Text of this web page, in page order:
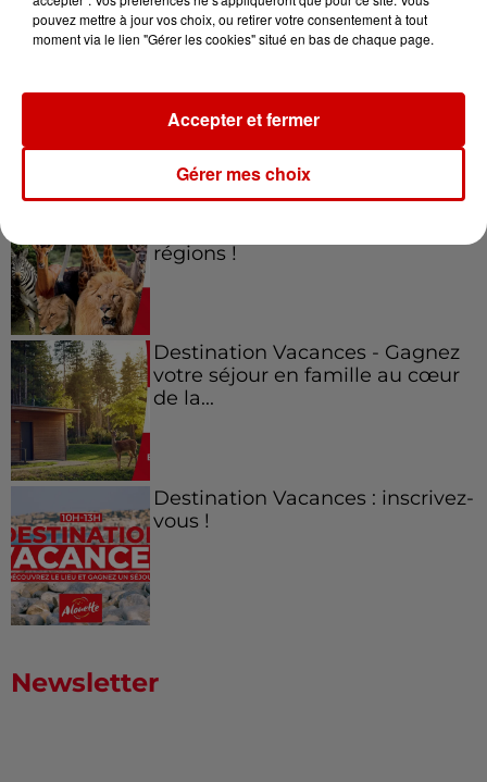
Voir plus
à Coulon !
Le Duel - Gagnez vos entrées
régions !
Destination Vacances - Gagnez
votre séjour en famille au cœur
de la...
Destination Vacances : inscrivez-
vous !
Newsletter
pouvez mettre à jour vos choix, ou retirer votre consentement à tout
moment via le lien "Gérer les cookies" situé en bas de chaque page.
Gérer mes choix
Accepter et fermer